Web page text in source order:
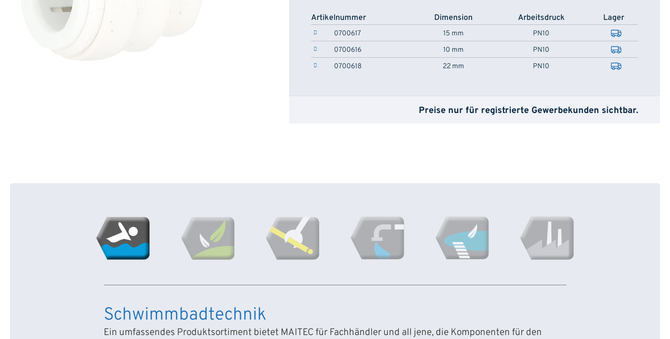
Artikelnummer Dimension Arbeitsdruck Lager
0700617 15 mm
PN10
0700616
10 mm
PN10
0700618
22 mm PN10
Preise nur für registrierte Gewerbekunden sichtbar.
Schwimmbadtechnik
Ein umfassendes Produktsortiment bietet MAITEC für Fachhändler und all jene, die Komponenten für den